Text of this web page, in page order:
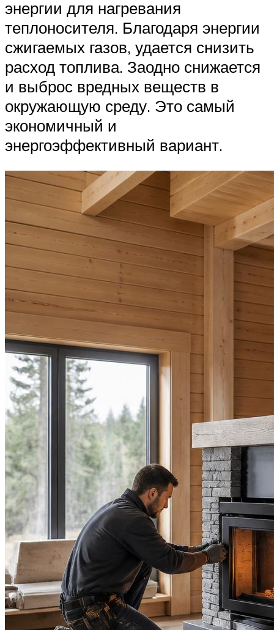
энергии для нагревания
теплоносителя. Благодаря энергии
сжигаемых газов, удается снизить
расход топлива. Заодно снижается
и выброс вредных веществ в
окружающую среду. Это самый
экономичный и
энергоэффективный вариант.